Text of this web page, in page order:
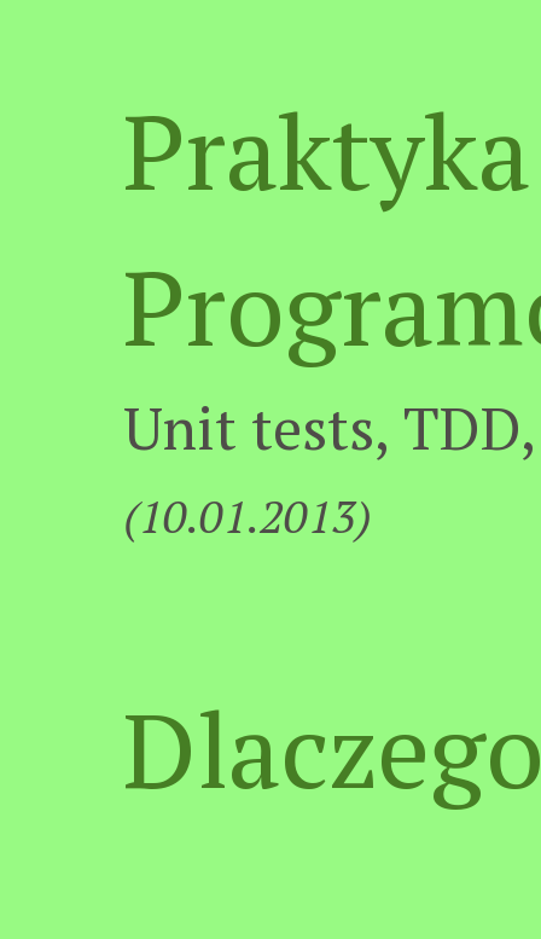
Praktyka
Unit tests,
(10.01.2013)